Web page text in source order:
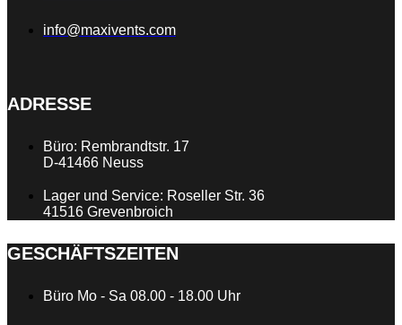
info@maxivents.com
ADRESSE
Büro: Rembrandtstr. 17
D-41466 Neuss
Lager und Service: Roseller Str. 36
41516 Grevenbroich
GESCHÄFTSZEITEN
Büro Mo - Sa 08.00 - 18.00 Uhr